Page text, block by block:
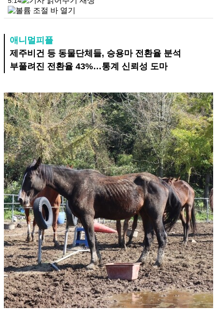
애니멀피플
제주비건 등 동물단체들, 승용마 전환율 분석
부풀려진 전환율 43%…통계 신뢰성 도마